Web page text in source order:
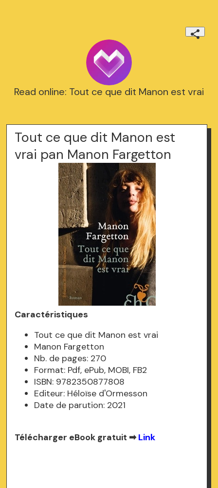
Read online: Tout ce que dit Manon est vrai
Tout ce que dit Manon est
vrai pan Manon Fargetton
Caractéristiques
Tout ce que dit Manon est vrai
Manon Fargetton
Nb. de pages: 270
Format: Pdf, ePub, MOBI, FB2
ISBN: 9782350877808
Editeur: Héloïse d'Ormesson
Date de parution: 2021
Télécharger eBook gratuit ➡Link